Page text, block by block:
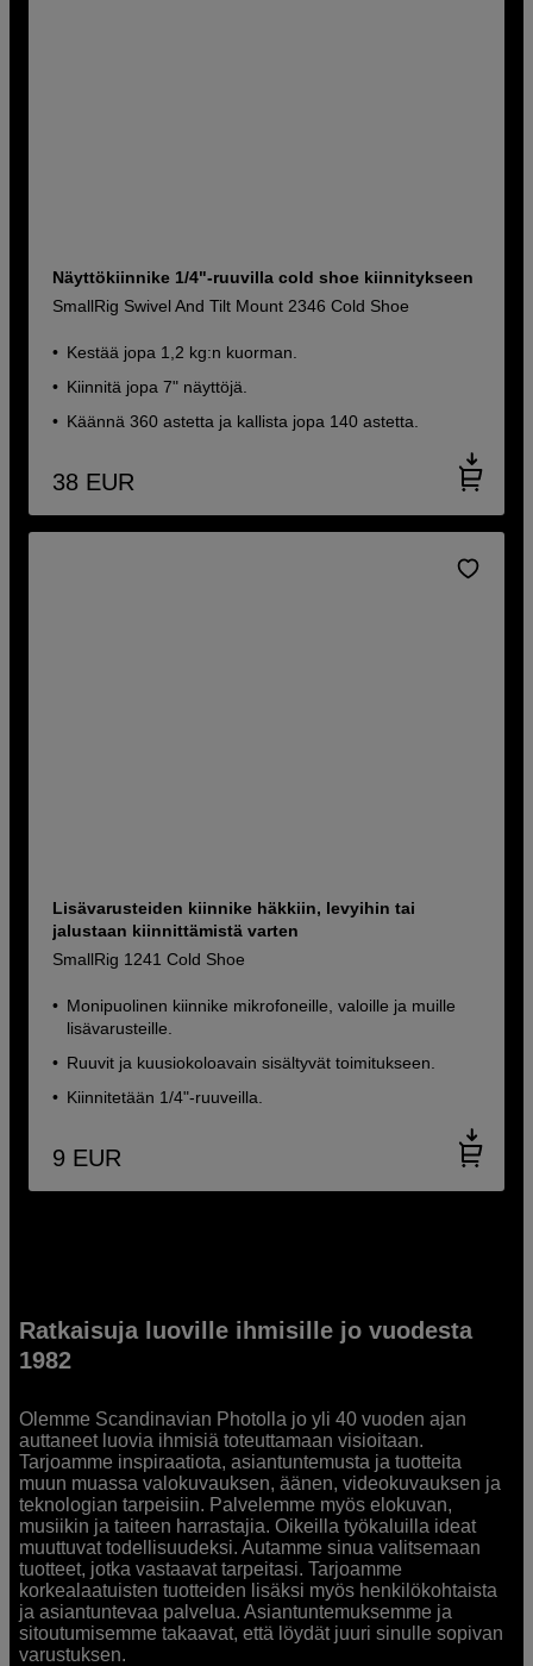
Näyttökiinnike 1/4"-ruuvilla cold shoe kiinnitykseen
SmallRig Swivel And Tilt Mount 2346 Cold Shoe
Kestää jopa 1,2 kg:n kuorman.
Kiinnitä jopa 7" näyttöjä.
Käännä 360 astetta ja kallista jopa 140 astetta.
38 EUR
Lisävarusteiden kiinnike häkkiin, levyihin tai
jalustaan kiinnittämistä varten
SmallRig 1241 Cold Shoe
Monipuolinen kiinnike mikrofoneille, valoille ja muille
lisävarusteille.
Ruuvit ja kuusiokoloavain sisältyvät toimitukseen.
Kiinnitetään 1/4"-ruuveilla.
9 EUR
Ratkaisuja luoville ihmisille jo vuodesta
1982
Olemme Scandinavian Photolla jo yli 40 vuoden ajan
auttaneet luovia ihmisiä toteuttamaan visioitaan.
Tarjoamme inspiraatiota, asiantuntemusta ja tuotteita
muun muassa valokuvauksen, äänen, videokuvauksen ja
teknologian tarpeisiin. Palvelemme myös elokuvan,
musiikin ja taiteen harrastajia. Oikeilla työkaluilla ideat
muuttuvat todellisuudeksi. Autamme sinua valitsemaan
tuotteet, jotka vastaavat tarpeitasi. Tarjoamme
korkealaatuisten tuotteiden lisäksi myös henkilökohtaista
ja asiantuntevaa palvelua. Asiantuntemuksemme ja
sitoutumisemme takaavat, että löydät juuri sinulle sopivan
varustuksen.